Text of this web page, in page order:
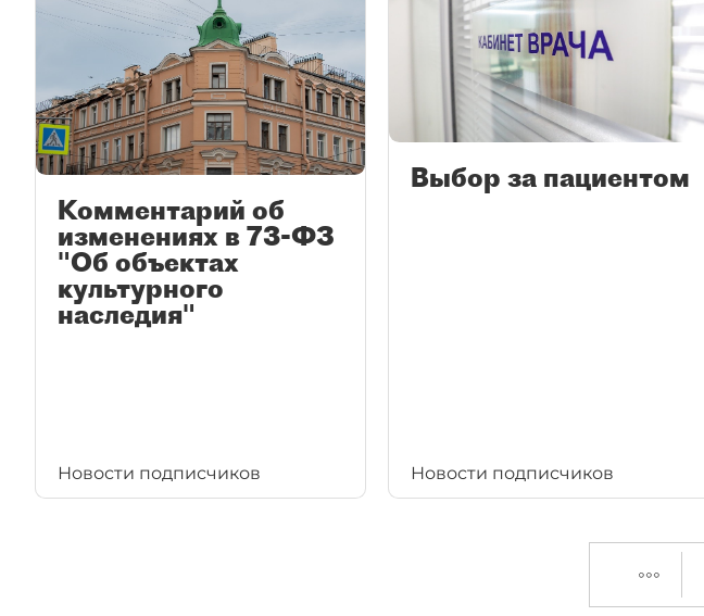
Комментарий об
изменениях в 73-ФЗ
"Об объектах
культурного
наследия"
Новости подписчиков
Выбор за пациентом
Новости подписчиков